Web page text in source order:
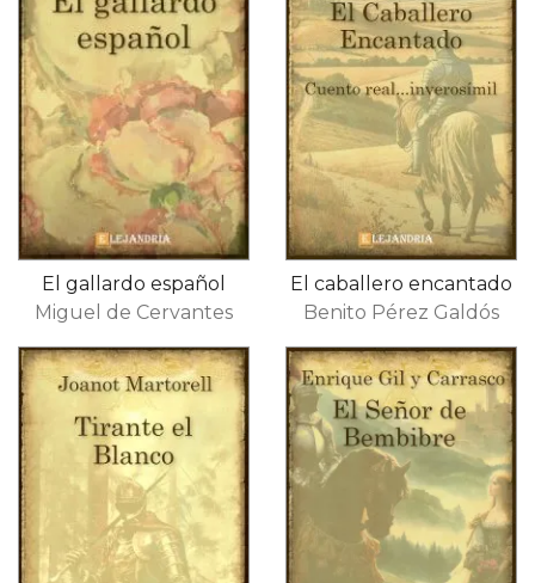
El gallardo español
Miguel de Cervantes
El caballero encantado
Benito Pérez Galdós